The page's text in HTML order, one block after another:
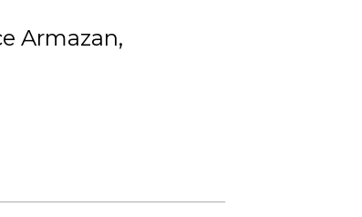
Armazan